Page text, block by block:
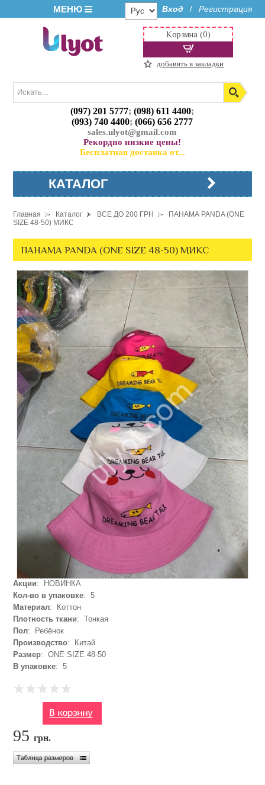
МЕНЮ Вход / Регистрация
(097) 201 5777;(098) 611 4400;
(093) 740 4400;(066) 656 2777
sales.ulyot@gmail.com
Рекордно низкие цены!
Бесплатная доставка от...
Корзина (0)
добавить в закладки
КАТАЛОГ
Главная Каталог ВСЕ ДО 200 ГРН
ПАНАМА PANDA (ONE
SIZE 48-50) МИКС
ПАНАМА PANDA (ONE SIZE 48-50) МИКС
Акции: НОВИНКА
Кол-во в упаковке: 5
Материал: Коттон
Плотность ткани: Тонкая
Пол: Ребёнок
Производство: Китай
Размер: ONE SIZE 48-50
В упаковке: 5
95грн.